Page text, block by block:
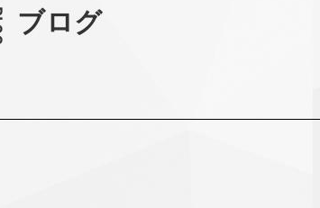
ブログ